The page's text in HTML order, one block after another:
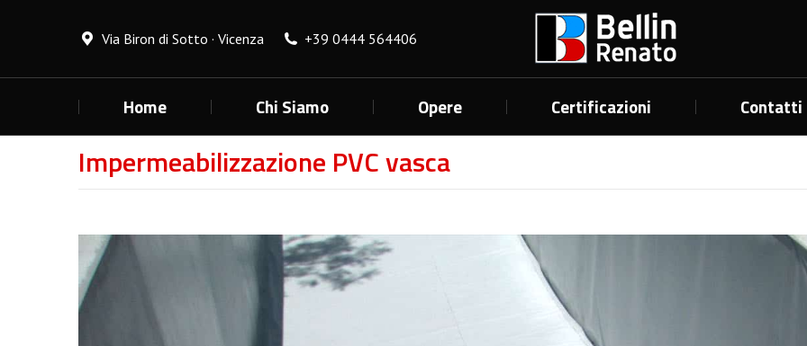
Via Biron di Sotto · Vicenza +39 0444 564406
Home Chi Siamo Opere Certificazioni Contatti
Impermeabilizzazione PVC vasca